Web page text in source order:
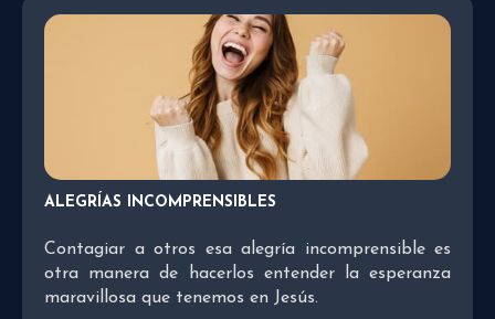
ALEGRÍAS INCOMPRENSIBLES
Contagiar a otros esa alegría incomprensible es
otra manera de hacerlos entender la esperanza
maravillosa que tenemos en Jesús.